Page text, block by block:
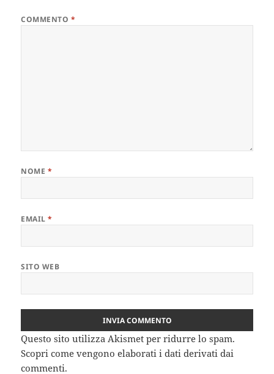
COMMENTO *
NOME *
EMAIL*
SITO WEB
Questo sito utilizza Akismet per ridurre lo spam.
Scopri come vengono elaborati i dati derivati dai
commenti.